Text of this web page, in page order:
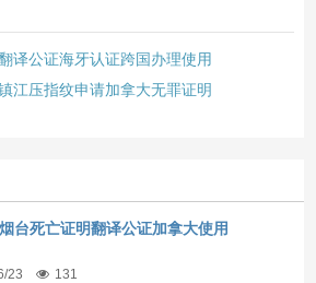
译公证海牙认证跨国办理使用
江压指纹申请加拿大无罪证明
台死亡证明翻译公证加拿大使用
23 131